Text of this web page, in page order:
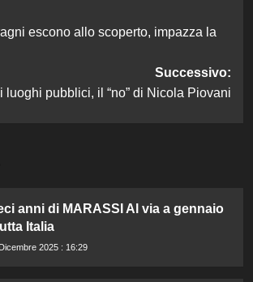
escono allo scoperto, impazza la
Successivo:
luoghi pubblici, il “no” di Nicola Piovani
anni di MARASSI Al via a gennaio
Italia
2025 : 16:29